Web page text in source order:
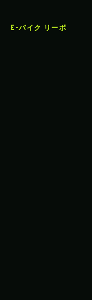
E-バイク リーボ